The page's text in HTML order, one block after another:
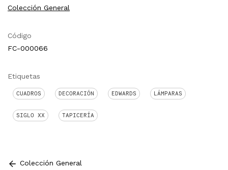
Colección General
Código
FC-000066
Etiquetas
CUADROS DECORACIÓN EDWARDS LÁMPARAS
SIGLO XX TAPICERÍA
Colección General